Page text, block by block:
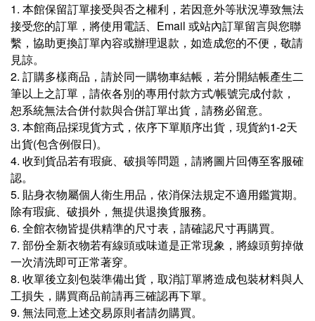
1. 本館保留訂單接受與否之權利，若因意外等狀況導致無法
接受您的訂單，將使用電話、Email 或站內訂單留言與您聯
繫， 協助更換訂單內容或辦理退款，如造成您的不便，敬請
見諒。
2. 訂購多樣商品，請於同一購物車結帳，若分開結帳產生二
筆以上之訂單，請依各別的專用付款方式/帳號完成付款，
恕系統無法合併付款與合併訂單出貨，請務必留意。
3. 本館商品採現貨方式，依序下單順序出貨，現貨約1-2天
出貨(包含例假日)。
4. 收到貨品若有瑕疵、破損等問題，請將圖片回傳至客服確
認。
5. 貼身衣物屬個人衛生用品，依消保法規定不適用鑑賞期。
除有瑕疵、破損外，無提供退換貨服務。
6. 全館衣物皆提供精準的尺寸表，請確認尺寸再購買。
7. 部份全新衣物若有線頭或味道是正常現象，將線頭剪掉做
一次清洗即可正常著穿。
8. 收單後立刻包裝準備出貨，取消訂單將造成包裝材料與人
工損失，購買商品前請再三確認再下單。
9. 無法同意上述交易原則者請勿購買。